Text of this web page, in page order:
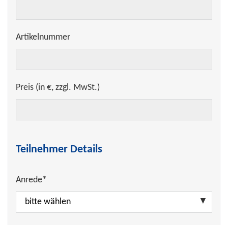
Artikelnummer
Preis (in €, zzgl. MwSt.)
Teilnehmer Details
Anrede*